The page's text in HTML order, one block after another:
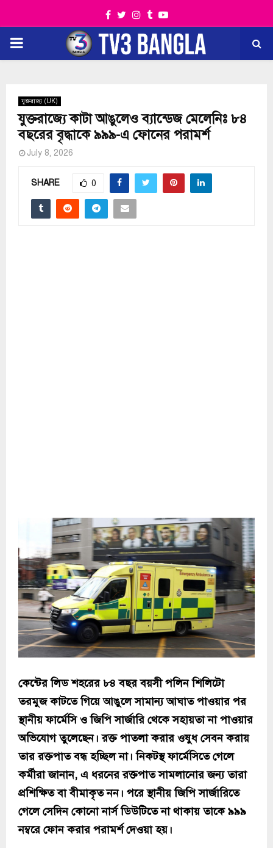
Facebook
TwitterInstagram
TumblrYoutube
PRIMARY
যুক্তরাজ্য (UK)
যুক্তরাজ্যে কাটা আঙুলেও ব্যান্ডেজ মেলেনিঃ ৮৪
বছরের বৃদ্ধাকে ৯৯৯-এ ফোনের পরামর্শ
July 8, 2026
SHARE 0
কেন্টের লিড শহরের ৮৪ বছর বয়সী পলিন শিলিটো
তরমুজ কাটতে গিয়ে আঙুলে সামান্য আঘাত পাওয়ার পর
স্থানীয় ফার্মেসি ও জিপি সার্জারি থেকে সহায়তা না পাওয়ার
অভিযোগ তুলেছেন। রক্ত পাতলা করার ওষুধ সেবন করায়
তার রক্তপাত বন্ধ হচ্ছিল না। নিকটস্থ ফার্মেসিতে গেলে
কর্মীরা জানান, এ ধরনের রক্তপাত সামলানোর জন্য তারা
প্রশিক্ষিত বা বীমাকৃত নন। পরে স্থানীয় জিপি সার্জারিতে
গেলে সেদিন কোনো নার্স ডিউটিতে না থাকায় তাকে ৯৯৯
নম্বরে ফোন করার পরামর্শ দেওয়া হয়।